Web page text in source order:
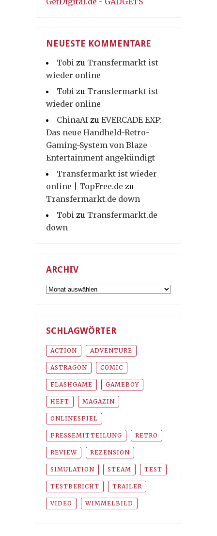
NEUESTE KOMMENTARE
Tobi zu Transfermarkt ist
wieder online
Tobi zu Transfermarkt ist
wieder online
ChinaAI zu EVERCADE EXP:
Das neue Handheld-Retro-
Gaming-System von Blaze
Entertainment angekündigt
Transfermarkt ist wieder
online | TopFree.de zu
Transfermarkt.de down
Tobi zu Transfermarkt.de
down
ARCHIV
Archiv
SCHLAGWÖRTER
ACTION ADVENTURE
ASTRAGON COMIC
FLASHGAME GAMEBOY
HEFT MAGAZIN
ONLINESPIEL
PRESSEMITTEILUNG RETRO
REVIEW REZENSION
SIMULATION STEAM TEST
TESTBERICHT TRAILER
VIDEO WIMMELBILD